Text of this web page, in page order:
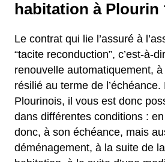
habitation à Plourin
Le contrat qui lie l’assuré à
“tacite reconduction”, c’est-à-
renouvelle automatiquement, à
résilié au terme de l’échéance.
Plourinois, il vous est donc
dans différentes conditions :
donc, à son échéance, mais
déménagement, à la suite de